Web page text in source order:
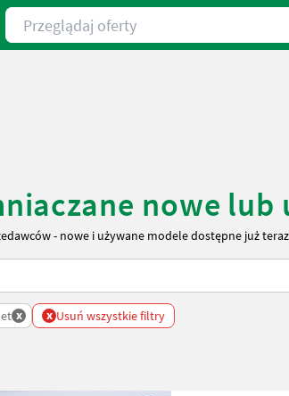
Przeglądaj oferty
nowe lub
- nowe i używane modele dostępne już
x x Usuń wszystkie filtry